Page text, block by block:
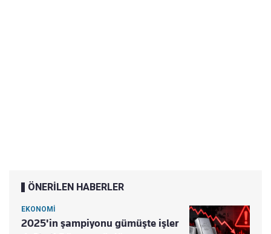
ÖNERİLEN HABERLER
EKONOMİ
2025'in şampiyonu gümüşte işler